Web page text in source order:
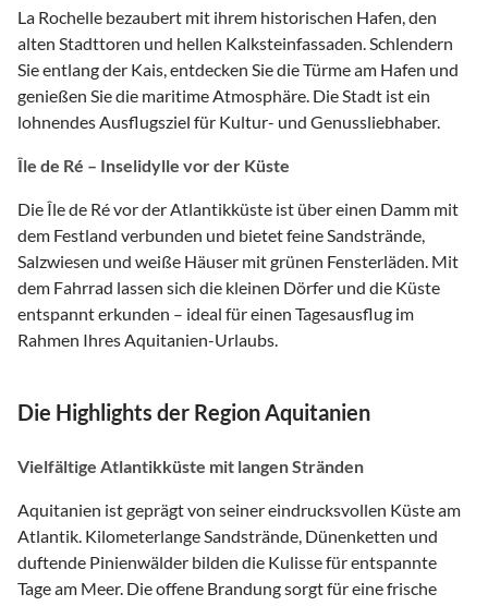
La Rochelle bezaubert mit ihrem historischen Hafen, den
alten Stadttoren und hellen Kalksteinfassaden. Schlendern
Sie entlang der Kais, entdecken Sie die Türme am Hafen und
genießen Sie die maritime Atmosphäre. Die Stadt ist ein
lohnendes Ausflugsziel für Kultur- und Genussliebhaber.
Île de Ré – Inselidylle vor der Küste
Die Île de Ré vor der Atlantikküste ist über einen Damm mit
dem Festland verbunden und bietet feine Sandstrände,
Salzwiesen und weiße Häuser mit grünen Fensterläden. Mit
dem Fahrrad lassen sich die kleinen Dörfer und die Küste
entspannt erkunden – ideal für einen Tagesausflug im
Rahmen Ihres Aquitanien-Urlaubs.
Die Highlights der Region Aquitanien
Vielfältige Atlantikküste mit langen Stränden
Aquitanien ist geprägt von seiner eindrucksvollen Küste am
Atlantik. Kilometerlange Sandstrände, Dünenketten und
duftende Pinienwälder bilden die Kulisse für entspannte
Tage am Meer. Die offene Brandung sorgt für eine frische